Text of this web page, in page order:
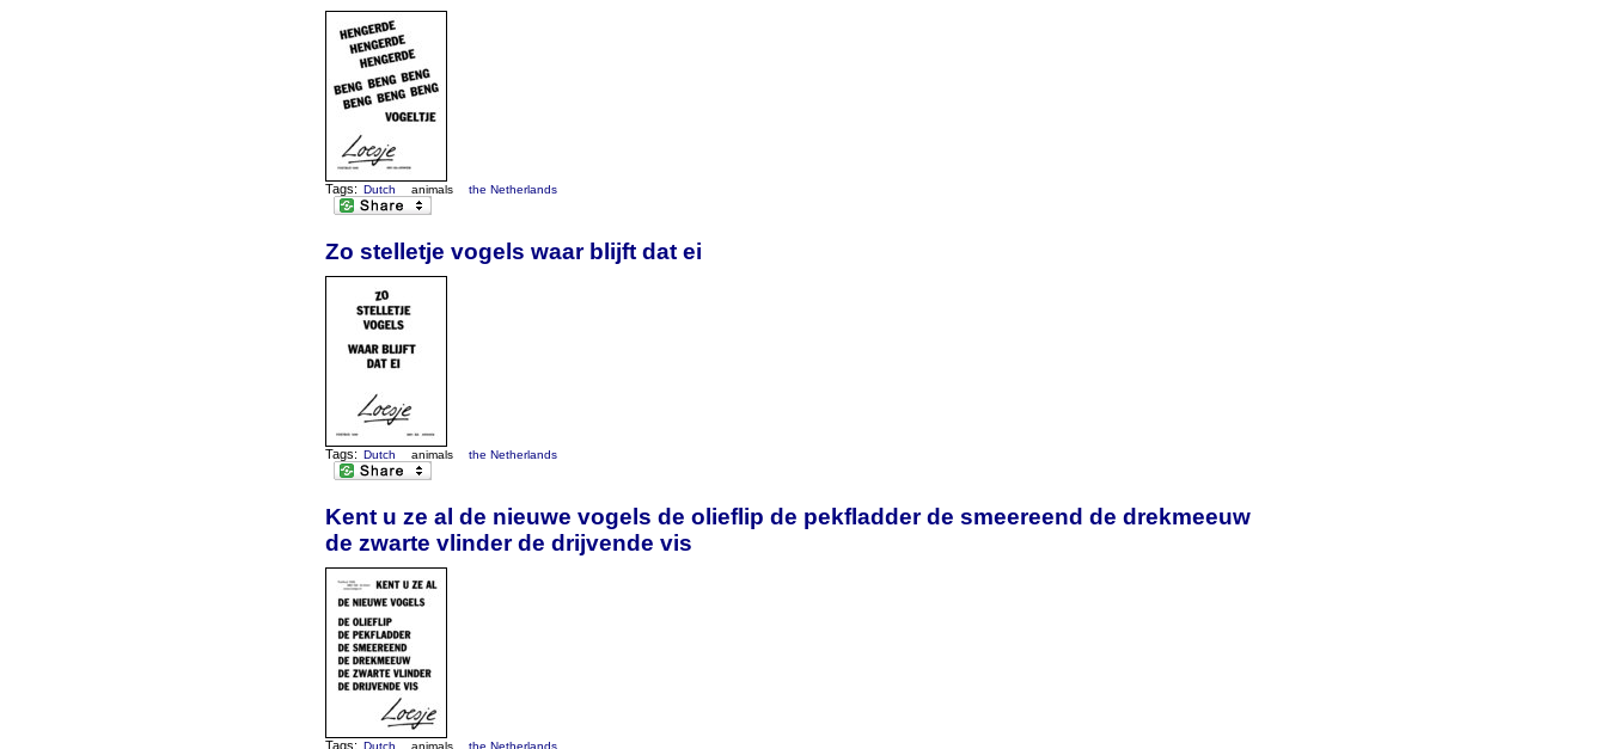
Tags: Dutch animals the Netherlands
Zo stelletje vogels waar blijft dat ei
Tags: Dutch animals the Netherlands
Kent u ze al de nieuwe vogels de olieflip de pekfladder de smeereend de drekmeeuw
de zwarte vlinder de drijvende vis
Tags: Dutch animals the Netherlands